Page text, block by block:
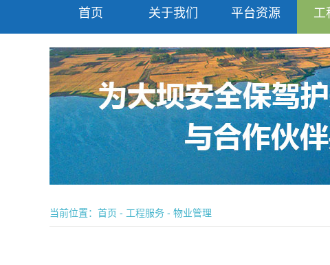
首页 关于我们 平台资源 工
当前位置： 首页 - 工程服务 - 物业管理